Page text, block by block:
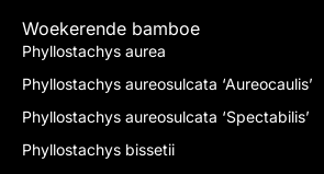
Woekerende bamboe
Phyllostachys aurea
Phyllostachys aureosulcata ‘Aureocaulis’
Phyllostachys aureosulcata ‘Spectabilis’
Phyllostachys bissetii